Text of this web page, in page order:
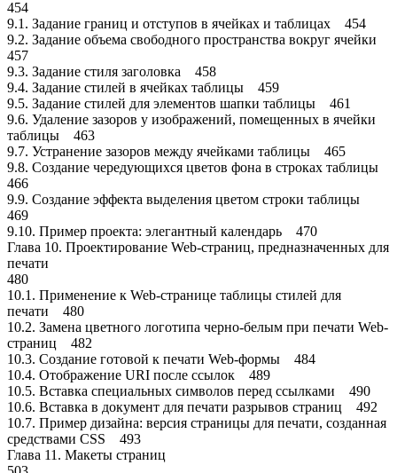
454
9.1. Задание границ и отступов в ячейках и таблицах 454
9.2. Задание объема свободного пространства вокруг ячейки
457
9.3. Задание стиля заголовка 458
9.4. Задание стилей в ячейках таблицы 459
9.5. Задание стилей для элементов шапки таблицы 461
9.6. Удаление зазоров у изображений, помещенных в ячейки
таблицы 463
9.7. Устранение зазоров между ячейками таблицы 465
9.8. Создание чередующихся цветов фона в строках таблицы
466
9.9. Создание эффекта выделения цветом строки таблицы
469
9.10. Пример проекта: элегантный календарь 470
Глава 10. Проектирование Web-страниц, предназначенных для
печати
480
10.1. Применение к Web-странице таблицы стилей для
печати 480
10.2. Замена цветного логотипа черно-белым при печати Web-
страниц 482
10.3. Создание готовой к печати Web-формы 484
10.4. Отображение URI после ссылок 489
10.5. Вставка специальных символов перед ссылками 490
10.6. Вставка в документ для печати разрывов страниц 492
10.7. Пример дизайна: версия страницы для печати, созданная
средствами CSS 493
Глава 11. Макеты страниц